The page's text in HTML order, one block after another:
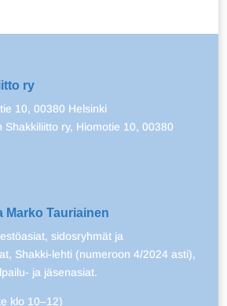
ry
10, 00380 Helsinki
Shakkiliitto ry, Hiomotie 10, 00380
Marko Tauriainen
sidosryhmät ja
Shakki-lehti (numeroon 4/2024 asti),
ja jäsenasiat.
klo 10–12)